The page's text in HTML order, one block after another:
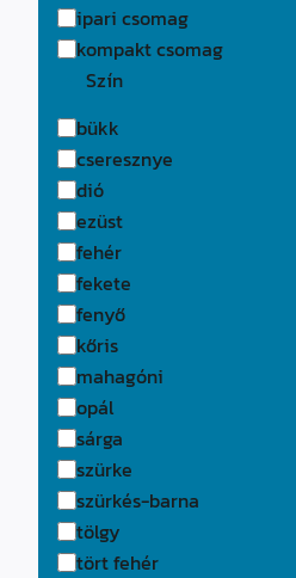
Kiszerelés
ipari csomag
kompakt csomag
Szín
Színbükk
cseresznye
dió
ezüst
fehér
fekete
fenyő
kőris
mahagóni
opál
sárga
szürke
szürkés-barna
tölgy
tört fehér